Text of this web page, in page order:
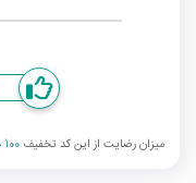
میزان رضایت از این کد تخفیف 100 درصد